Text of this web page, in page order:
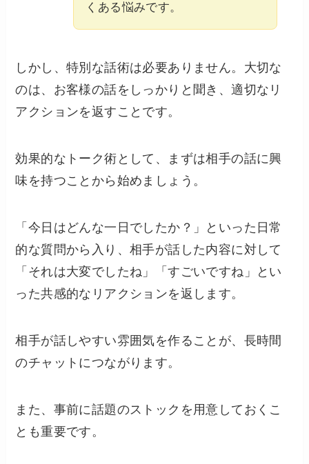
くある悩みです。
しかし、特別な話術は必要ありません。大切な
のは、お客様の話をしっかりと聞き、適切なリ
アクションを返すことです。
効果的なトーク術として、まずは相手の話に興
味を持つことから始めましょう。
「今日はどんな一日でしたか？」といった日常
的な質問から入り、相手が話した内容に対して
「それは大変でしたね」「すごいですね」とい
った共感的なリアクションを返します。
相手が話しやすい雰囲気を作ることが、長時間
のチャットにつながります。
また、事前に話題のストックを用意しておくこ
とも重要です。